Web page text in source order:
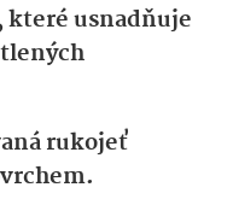
které usnadňuje
rukojeť